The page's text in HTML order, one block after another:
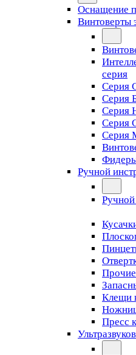
Оснащение
Винтоверты
серия
Серия
Серия
Серия
Серия
Серия
Ручной
Ручной
Клещи
Пресс